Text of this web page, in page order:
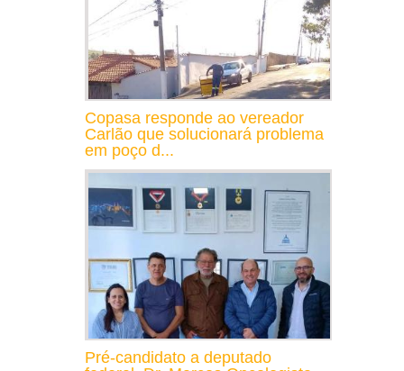
Copasa responde ao vereador
Carlão que solucionará problema
em poço d...
Pré-candidato a deputado